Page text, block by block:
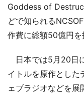
Goddess of
どで知られる
作費に総額50億円を
日本では5月20日
イトルを原作とした
ェブラジオなどを展